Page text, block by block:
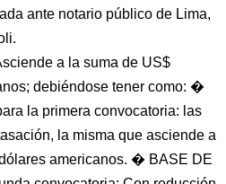
ante notario público de Lima,
a la suma de US$
debiéndose tener como: �
la primera convocatoria: las
la misma que asciende a
americanos. � BASE DE